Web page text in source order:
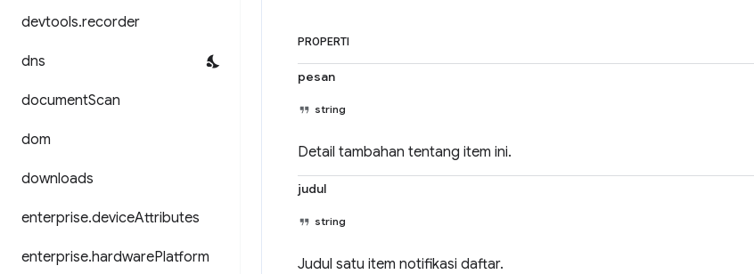
devtools.recorder
dns
documentScan
dom
downloads
enterprise.deviceAttributes
enterprise.hardwarePlatform
PROPERTI
pesan
string
Detail tambahan tentang item ini.
judul
string
Judul satu item notifikasi daftar.